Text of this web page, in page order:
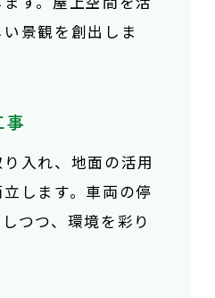
景観を創出しま
事
入れ、 地面の活用
します。 車両の停
つつ、環境を彩り